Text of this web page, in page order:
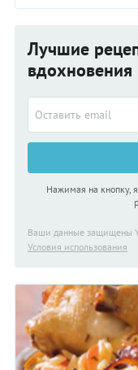
Лучшие
Нажимая на кнопку,
Ваши данные защищены
Условия использования